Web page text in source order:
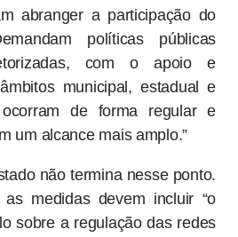
abranger a participação do
políticas públicas
com o apoio e
municipal, estadual e
de forma regular e
um alcance mais amplo.”
não termina nesse ponto.
medidas devem incluir “o
sobre a regulação das redes